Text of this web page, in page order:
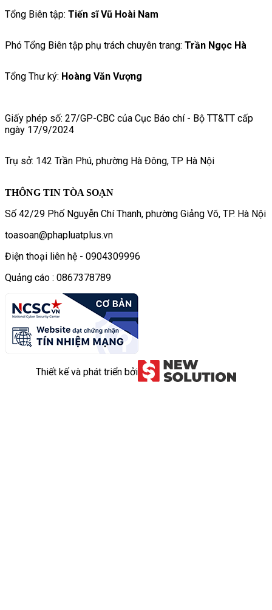
Tổng Biên tập: Tiến sĩ Vũ Hoài Nam
Phó Tổng Biên tập phụ trách chuyên trang: Trần Ngọc Hà
Tổng Thư ký: Hoàng Văn Vượng
Giấy phép số: 27/GP-CBC của Cục Báo chí - Bộ TT&TT cấp
ngày 17/9/2024
Trụ sở: 142 Trần Phú, phường Hà Đông, TP Hà Nội
THÔNG TIN TÒA SOẠN
Số 42/29 Phố Nguyễn Chí Thanh, phường Giảng Võ, TP. Hà Nội
toasoan@phapluatplus.vn
Điện thoại liên hệ - 0904309996
Quảng cáo : 0867378789
Thiết kế và phát triển bởi